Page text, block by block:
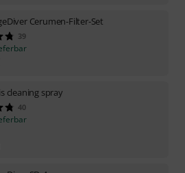
Cerumen-Filter-Set
39
cleaning spray
40